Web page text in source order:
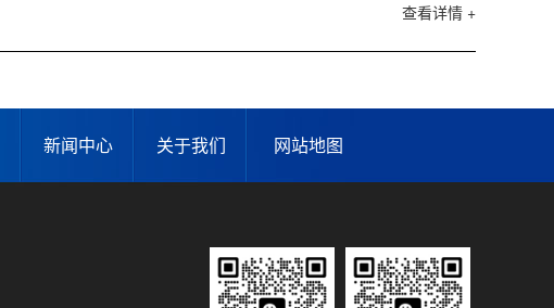
查看详情 +
新闻中心 关于我们 网站地图